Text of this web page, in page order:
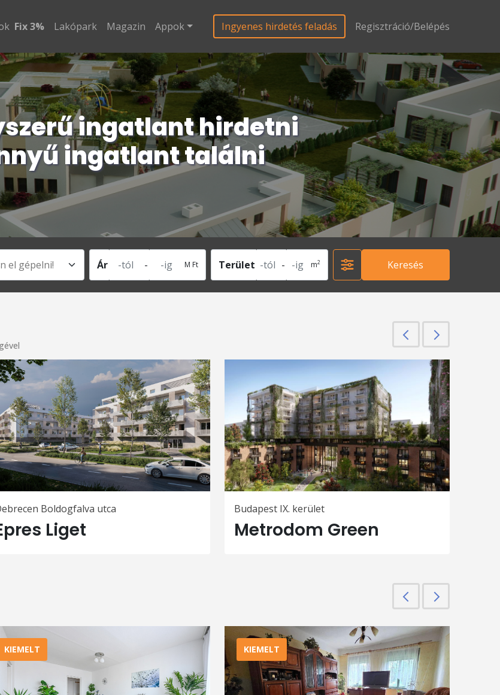
Fix 3% Lakópark Magazin Appok Ingyenes hirdetés feladás Regisztráció/Belépés
ingatlant hirdetni
ingatlant találni
Ár - M Ft Terület - m2 Keresés
Előző Következő
Boldogfalva utca
Liget
Budapest IX. kerület
Metrodom Green
Előző Következő
KIEMELT KIEMELT